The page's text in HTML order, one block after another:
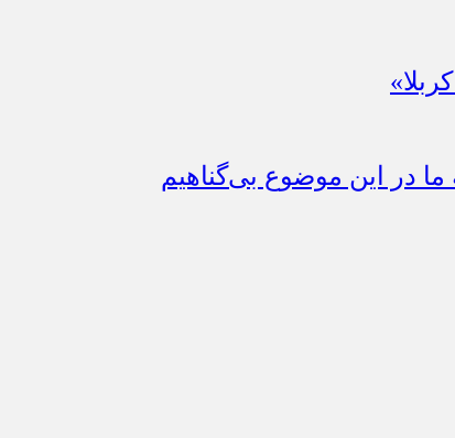
در این موضوع بی‌گناهیم